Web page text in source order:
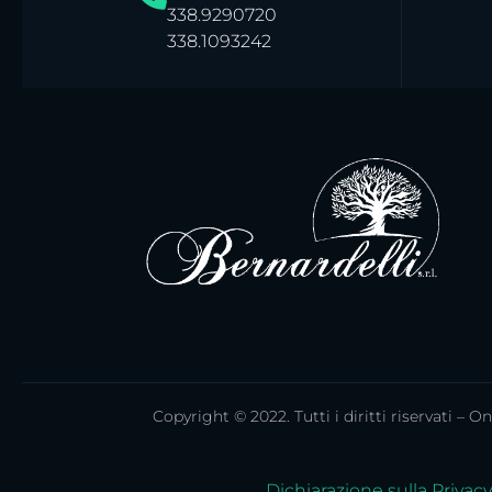
338.9290720
338.1093242
Copyright © 2022. Tutti i diritti riservati –